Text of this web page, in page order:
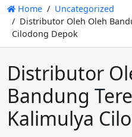
Home
Uncategorized
Distributor Oleh Oleh
Cilodong Depok
Distributor
Bandung
Kalimulya